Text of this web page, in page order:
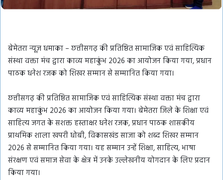
बेमेतरा न्यूज़ धमाका – छत्तीसगढ़ की प्रतिष्ठित सामाजिक एवं साहित्यिक
संस्था वक्ता मंच द्वारा काव्य महाकुंभ 2026 का आयोजन किया गया, प्रधान
पाठक धनेश रजक को शिखर सम्मान से सम्मानित किया गया।
छत्तीसगढ़ की प्रतिष्ठित सामाजिक एवं साहित्यिक संस्था वक्ता मंच द्वारा
काव्य महाकुंभ 2026 का आयोजन किया गया। बेमेतरा जिले के शिक्षा एवं
साहित्य जगत के सशक्त हस्ताक्षर धनेश रजक, प्रधान पाठक शासकीय
प्राथमिक शाला खपरी धोबी, विकासखंड साजा को शब्द शिखर सम्मान
2026 से सम्मानित किया गया। यह सम्मान उन्हें शिक्षा, साहित्य, भाषा
संरक्षण एवं समाज सेवा के क्षेत्र में उनके उल्लेखनीय योगदान के लिए प्रदान
किया गया।